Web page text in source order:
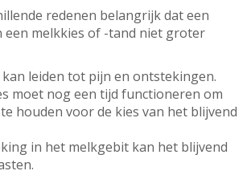
redenen belangrijk dat een
een melkkies of -tand niet groter
kan leiden tot pijn en ontstekingen.
moet nog een tijd functioneren om
houden voor de kies van het blijvend
in het melkgebit kan het blijvend